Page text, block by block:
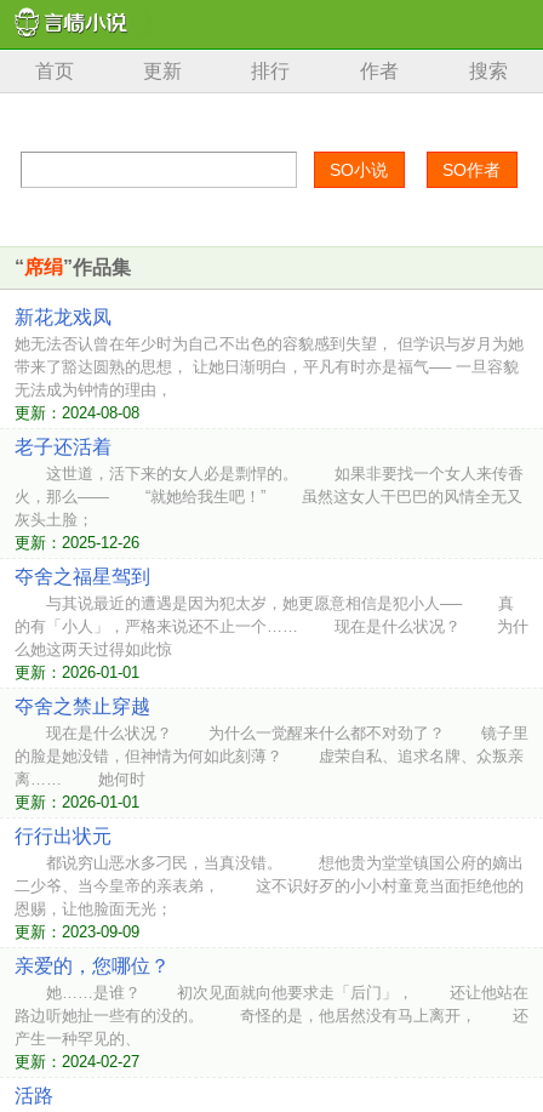
首页 更新 排行 作者 搜索
“席绢”作品集
新花龙戏凤
她无法否认曾在年少时为自己不出色的容貌感到失望， 但学识与岁月为她
带来了豁达圆熟的思想， 让她日渐明白，平凡有时亦是福气── 一旦容貌
无法成为钟情的理由，
更新：2024-08-08
老子还活着
这世道，活下来的女人必是剽悍的。 如果非要找一个女人来传香
火，那么—— “就她给我生吧！” 虽然这女人干巴巴的风情全无又
灰头土脸；
更新：2025-12-26
夺舍之福星驾到
与其说最近的遭遇是因为犯太岁，她更愿意相信是犯小人── 真
的有「小人」，严格来说还不止一个…… 现在是什么状况？ 为什
么她这两天过得如此惊
更新：2026-01-01
夺舍之禁止穿越
现在是什么状况？ 为什么一觉醒来什么都不对劲了？ 镜子里
的脸是她没错，但神情为何如此刻薄？ 虚荣自私、追求名牌、众叛亲
离…… 她何时
更新：2026-01-01
行行出状元
都说穷山恶水多刁民，当真没错。 想他贵为堂堂镇国公府的嫡出
二少爷、当今皇帝的亲表弟， 这不识好歹的小小村童竟当面拒绝他的
恩赐，让他脸面无光；
更新：2023-09-09
亲爱的，您哪位？
她……是谁？ 初次见面就向他要求走「后门」， 还让他站在
路边听她扯一些有的没的。 奇怪的是，他居然没有马上离开， 还
产生一种罕见的、
更新：2024-02-27
活路